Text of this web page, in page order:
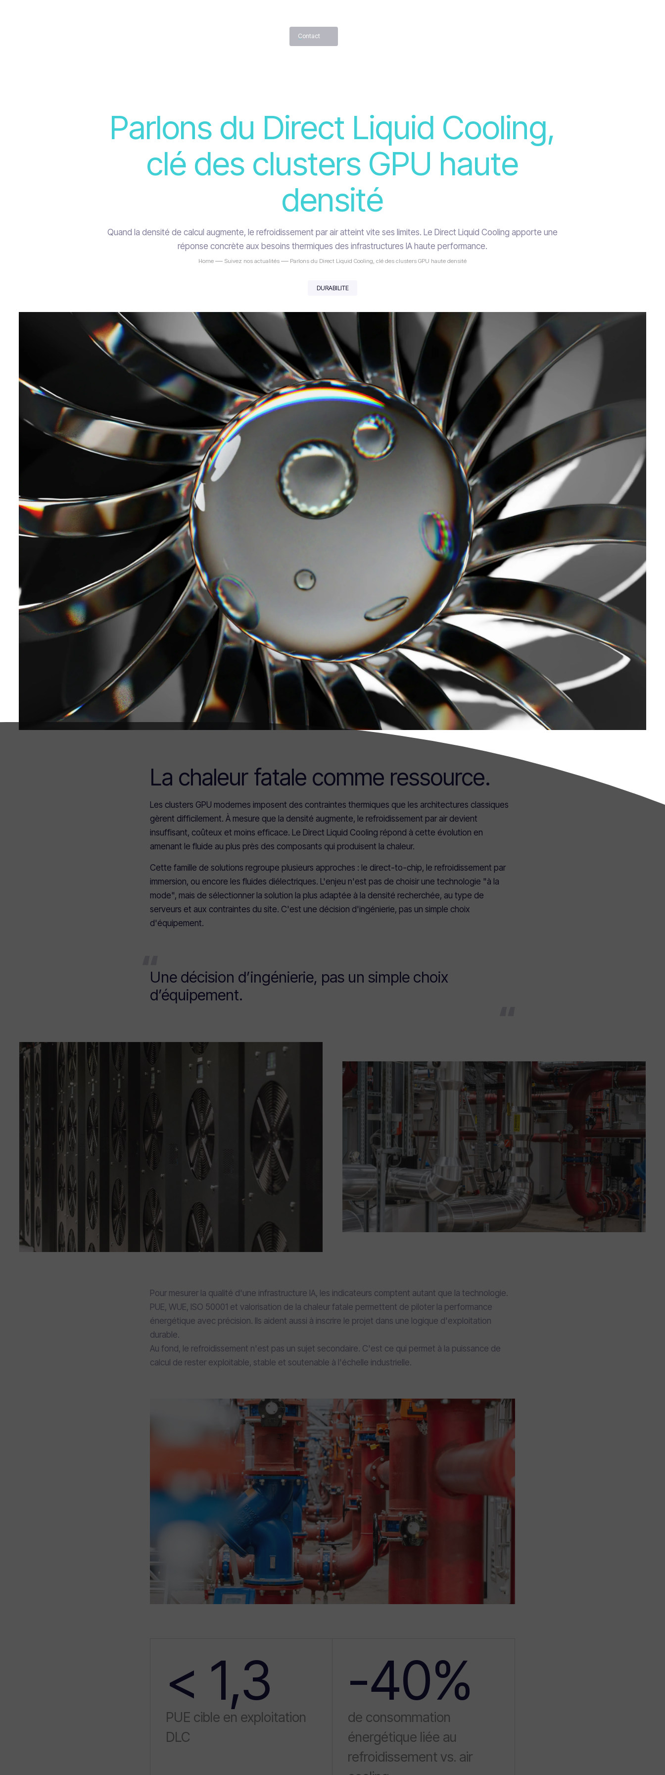
Contact
Parlons du Direct Liquid Cooling,
clé des clusters GPU haute
densité
Quand la densité de calcul augmente, le refroidissement par air atteint vite ses limites. Le Direct Liquid Cooling apporte une
réponse concrète aux besoins thermiques des infrastructures IA haute performance.
Home Suivez nos actualités Parlons du Direct Liquid Cooling, clé des clusters GPU haute densité
DURABILITE
La chaleur fatale comme ressource.
Les clusters GPU modernes imposent des contraintes thermiques que les architectures classiques
gèrent difficilement. À mesure que la densité augmente, le refroidissement par air devient
insuffisant, coûteux et moins efficace. Le Direct Liquid Cooling répond à cette évolution en
amenant le fluide au plus près des composants qui produisent la chaleur.
Cette famille de solutions regroupe plusieurs approches : le direct-to-chip, le refroidissement par
immersion, ou encore les fluides diélectriques. L'enjeu n'est pas de choisir une technologie "à la
mode", mais de sélectionner la solution la plus adaptée à la densité recherchée, au type de
serveurs et aux contraintes du site. C'est une décision d'ingénierie, pas un simple choix
d'équipement.
Une décision d’ingénierie, pas un simple choix
d’équipement.
Pour mesurer la qualité d'une infrastructure IA, les indicateurs comptent autant que la technologie.
PUE, WUE, ISO 50001 et valorisation de la chaleur fatale permettent de piloter la performance
énergétique avec précision. Ils aident aussi à inscrire le projet dans une logique d'exploitation
durable.
Au fond, le refroidissement n'est pas un sujet secondaire. C'est ce qui permet à la puissance de
calcul de rester exploitable, stable et soutenable à l'échelle industrielle.
< 1,3
PUE cible en exploitation
DLC
-40%
de consommation
énergétique liée au
refroidissement vs. air